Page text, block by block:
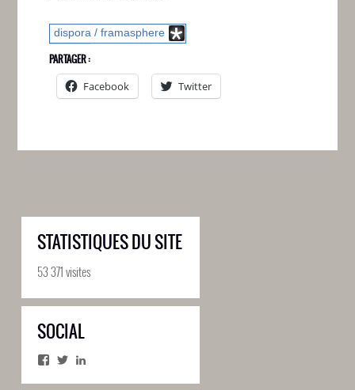
dispora / framasphere
PARTAGER :
Facebook
Twitter
STATISTIQUES DU SITE
53 371 visites
SOCIAL
Facebook
Twitter